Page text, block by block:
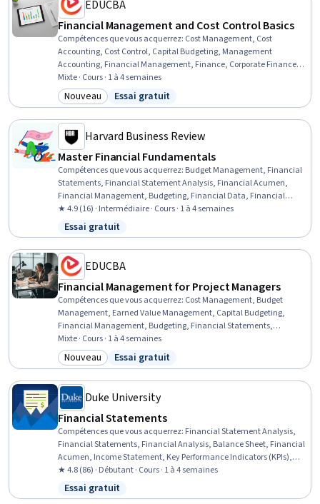
EDUCBA
Financial Management and Cost Control Basics
Compétences que vous acquerrez: Cost Management, Cost
Accounting, Cost Control, Capital Budgeting, Management
Accounting, Financial Management, Finance, Corporate Finance,
Expense Management, Financial Analysis, Investment
Management, Financial Planning, Decision Making
Mixte · Cours · 1 à 4 semaines
Catégorie : Nouveau
Nouveau Statut : Essai gratuit
Essai gratuit
Harvard Business Review
Master Financial Fundamentals
Compétences que vous acquerrez: Budget Management, Financial
Statements, Financial Statement Analysis, Financial Acumen,
Financial Management, Budgeting, Financial Data, Financial
Analysis, Financial Planning, Finance, Performance Analysis,
Resource Allocation, Variance Analysis, Cost Benefit Analysis,
Investment Management, Return On Investment, Team
Performance Management, Investments
★ 4.9 (16) · Intermédiaire · Cours · 1 à 4 semaines
Statut : Essai gratuit
Essai gratuit
EDUCBA
Financial Management for Project Managers
Compétences que vous acquerrez: Cost Management, Budget
Management, Earned Value Management, Capital Budgeting,
Financial Management, Budgeting, Financial Statements,
Financial Analysis, Financial Statement Analysis, Financial
Acumen, Project Finance, Project Performance, Gross Profit, Project
Controls, Financial Data, Cash Flows, Project Management, Return
Mixte · Cours · 1 à 4 semaines
Catégorie : Nouveau
Nouveau Statut : Essai gratuit
Essai gratuit
Duke University
Financial Statements
Compétences que vous acquerrez: Financial Statement Analysis,
Financial Statements, Financial Analysis, Balance Sheet, Financial
Acumen, Income Statement, Key Performance Indicators (KPIs),
Financial Reporting, Financial Data, Performance Metric,
Performance Measurement, Business Reporting, Cash Flows
★ 4.8 (86) · Débutant · Cours · 1 à 4 semaines
Statut : Essai gratuit
Essai gratuit